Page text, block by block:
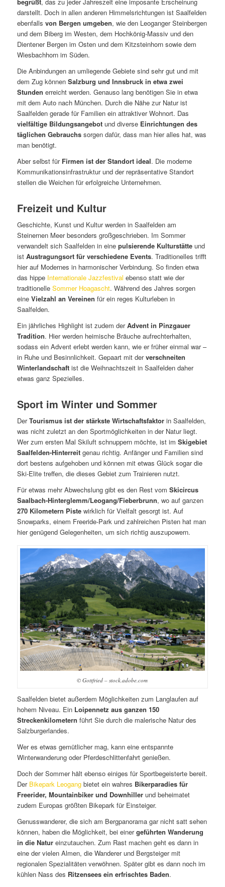
darstellt. Doch in allen anderen Himmelsrichtungen ist Saalfelden
ebenfalls von Bergen umgeben, wie den Leoganger Steinbergen
und dem Biberg im Westen, dem Hochkönig-Massiv und den
Dientener Bergen im Osten und dem Kitzsteinhorn sowie dem
Wiesbachhorn im Süden.
Die Anbindungen an umliegende Gebiete sind sehr gut und mit
dem Zug können Salzburg und Innsbruck in etwa zwei
Stunden erreicht werden. Genauso lang benötigen Sie in etwa
mit dem Auto nach München. Durch die Nähe zur Natur ist
Saalfelden gerade für Familien ein attraktiver Wohnort. Das
vielfältige Bildungsangebotund diverse Einrichtungen des
täglichen Gebrauchssorgen dafür, dass man hier alles hat, was
man benötigt.
Aber selbst für Firmen ist der Standort ideal. Die moderne
Kommunikationsinfrastruktur und der repräsentative Standort
stellen die Weichen für erfolgreiche Unternehmen.
Freizeit und Kultur
Geschichte, Kunst und Kultur werden in Saalfelden am
Steinernen Meer besonders großgeschrieben. Im Sommer
verwandelt sich Saalfelden in eine pulsierende Kulturstätteund
ist Austragungsort für verschiedene Events. Traditionelles trifft
hier auf Modernes in harmonischer Verbindung. So finden etwa
das hippe Internationale Jazzfestival ebenso statt wie der
traditionelle Sommer Hoagascht. Während des Jahres sorgen
eine Vielzahl an Vereinen für ein reges Kulturleben in
Saalfelden.
Ein jährliches Highlight ist zudem derAdvent in Pinzgauer
Tradition. Hier werden heimische Bräuche aufrechterhalten,
sodass ein Advent erlebt werden kann, wie er früher einmal war –
in Ruhe und Besinnlichkeit. Gepaart mit derverschneiten
Winterlandschaftist die Weihnachtszeit in Saalfelden daher
etwas ganz Spezielles.
Sport im Winter und Sommer
DerTourismus ist der stärkste Wirtschaftsfaktorin Saalfelden,
was nicht zuletzt an den Sportmöglichkeiten in der Natur liegt.
Wer zum ersten Mal Skiluft schnuppern möchte, ist im Skigebiet
Saalfelden-Hinterreitgenau richtig. Anfänger und Familien sind
dort bestens aufgehoben und können mit etwas Glück sogar die
Ski-Elite treffen, die dieses Gebiet zum Trainieren nutzt.
Für etwas mehr Abwechslung gibt es den Rest vom Skicircus
Saalbach-Hinterglemm/Leogang/Fieberbrunn, wo auf ganzen
270 Kilometern Pistewirklich für Vielfalt gesorgt ist. Auf
Snowparks, einem Freeride-Park und zahlreichen Pisten hat man
hier genügend Gelegenheiten, um sich richtig auszupowern.
© Gottfried – stock.adobe.com
Saalfelden bietet außerdem Möglichkeiten zum Langlaufen auf
hohem Niveau. Ein Loipennetz aus ganzen 150
Streckenkilometern führt Sie durch die malerische Natur des
Salzburgerlandes.
Wer es etwas gemütlicher mag, kann eine entspannte
Winterwanderung oder Pferdeschlittenfahrt genießen.
Doch der Sommer hält ebenso einiges für Sportbegeisterte bereit.
Der Bikepark Leogangbietet ein wahres Bikerparadies für
Freerider, Mountainbiker und Downhillerund beheimatet
zudem Europas größten Bikepark für Einsteiger.
Genusswanderer, die sich am Bergpanorama gar nicht satt sehen
können, haben die Möglichkeit, bei einergeführten Wanderung
in die Natureinzutauchen. Zum Rast machen geht es dann in
eine der vielen Almen, die Wanderer und Bergsteiger mit
regionalen Spezialitäten verwöhnen. Später gibt es dann noch im
kühlen Nass des Ritzensees ein erfrischtes Baden.